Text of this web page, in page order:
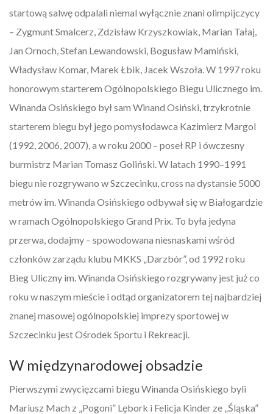
startową salwę odpalali niemal wyłącznie znani olimpijczycy
– Zygmunt Smalcerz, Zdzisław Krzyszkowiak, Marian Tałaj,
Jan Ornoch, Stefan Lewandowski, Bogusław Mamiński,
Władysław Komar, Marek Łbik, Jacek Wszoła. W 1997 roku
honorowym starterem Ogólnopolskiego Biegu Ulicznego im.
Winanda Osińskiego był sam Winand Osiński, trzykrotnie
starterem biegu był jego pomysłodawca Kazimierz Margol
(1992, 2006, 2007), a w roku 2000 – poseł RP i ówczesny
burmistrz Marian Tomasz Goliński. W latach 1990–1991
biegu nie rozgrywano w Szczecinku, cross na dystansie 5000
metrów im. Winanda Osińskiego odbywał się w Białogardzie
w ramach Ogólnopolskiego Grand Prix. To była jedyna
przerwa, dodajmy – spowodowana niesnaskami wśród
członków zarządu klubu MKKS „Darzbór”, od 1992 roku
Bieg Uliczny im. Winanda Osińskiego rozgrywany jest już co
roku w naszym mieście i odtąd organizatorem tej najbardziej
znanej masowej ogólnopolskiej imprezy sportowej w
Szczecinku jest Ośrodek Sportu i Rekreacji.
W międzynarodowej obsadzie
Pierwszymi zwycięzcami biegu Winanda Osińskiego byli
Mariusz Mach z „Pogoni” Lębork i Felicja Kinder ze „Śląska”